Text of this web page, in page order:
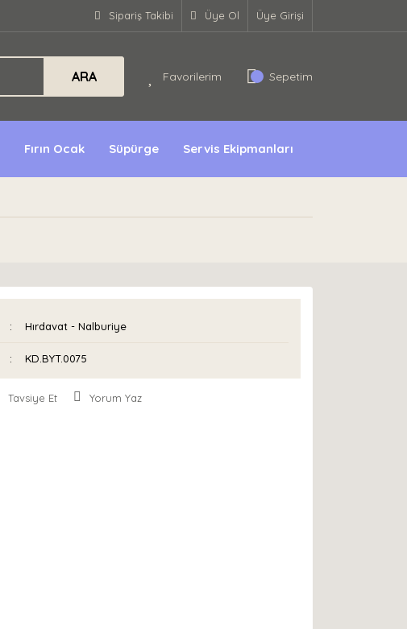
Sipariş Takibi Üye Ol Üye Girişi
ARA Favorilerim Sepetim
Fırın Ocak Süpürge Servis Ekipmanları
Hırdavat - Nalburiye
KD.BYT.0075
Tavsiye Et Yorum Yaz